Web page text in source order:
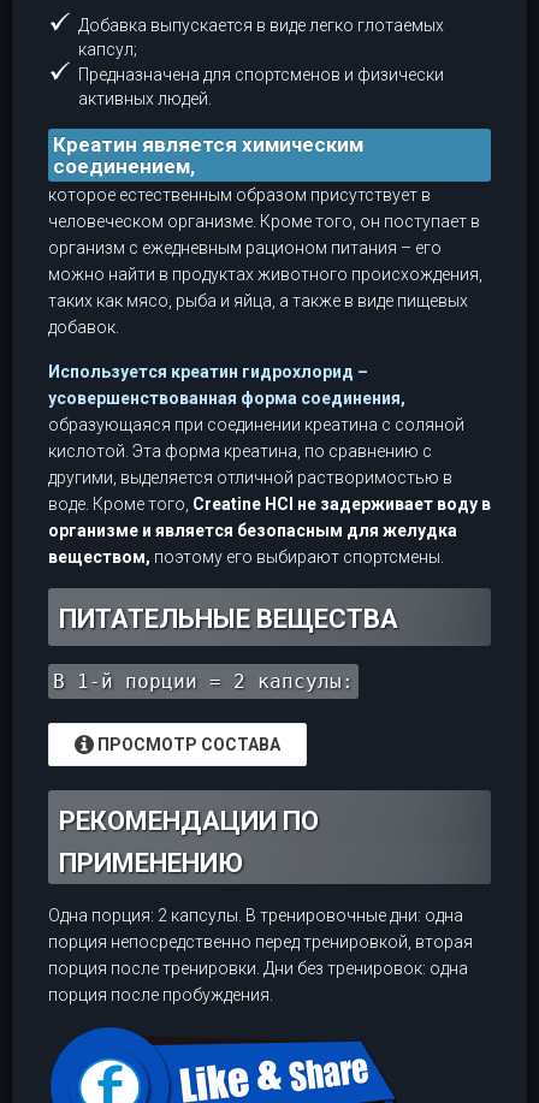
Добавка выпускается в виде легко глотаемых
капсул;
Предназначена для спортсменов и физически
активных людей.
Креатин является химическим
соединением,
которое естественным образом присутствует в
человеческом организме. Кроме того, он поступает в
организм с ежедневным рационом питания – его
можно найти в продуктах животного происхождения,
таких как мясо, рыба и яйца, а также в виде пищевых
добавок.
Используется креатин гидрохлорид –
усовершенствованная форма соединения,
образующаяся при соединении креатина с соляной
кислотой. Эта форма креатина, по сравнению с
другими, выделяется отличной растворимостью в
воде. Кроме того, Creatine HCl не задерживает воду в
организме и является безопасным для желудка
веществом, поэтому его выбирают спортсмены.
ПИТАТЕЛЬНЫЕ ВЕЩЕСТВА
В 1-й порции = 2 капсулы:
ПРОСМОТР СОСТАВА
РЕКОМЕНДАЦИИ ПО
ПРИМЕНЕНИЮ
Одна порция: 2 капсулы. В тренировочные дни: одна
порция непосредственно перед тренировкой, вторая
порция после тренировки. Дни без тренировок: одна
порция после пробуждения.